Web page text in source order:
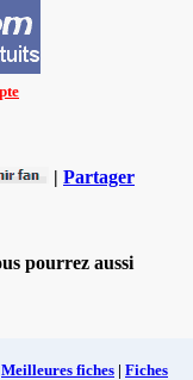
| Partager
pourrez aussi
Meilleures fiches | Fiches